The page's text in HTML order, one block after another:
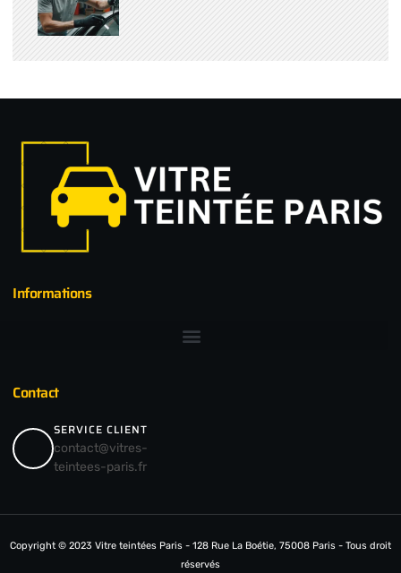
Informations
Contact
SERVICE CLIENT
contact@vitres-
teintees-paris.fr
Copyright © 2023 Vitre teintées Paris - 128 Rue La Boétie, 75008 Paris - Tous droit
réservés